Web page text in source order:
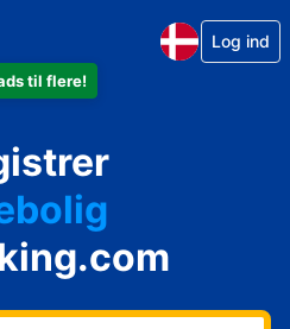
til flere!
Log ind
breakfast